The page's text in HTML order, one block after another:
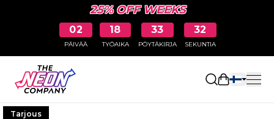
25% OFF WEEKS
02
PÄIVÄÄ
18
TYÖAIKA
33
PÖYTÄKIRJA
31
SEKUNTIA
Avaa
Tarjous